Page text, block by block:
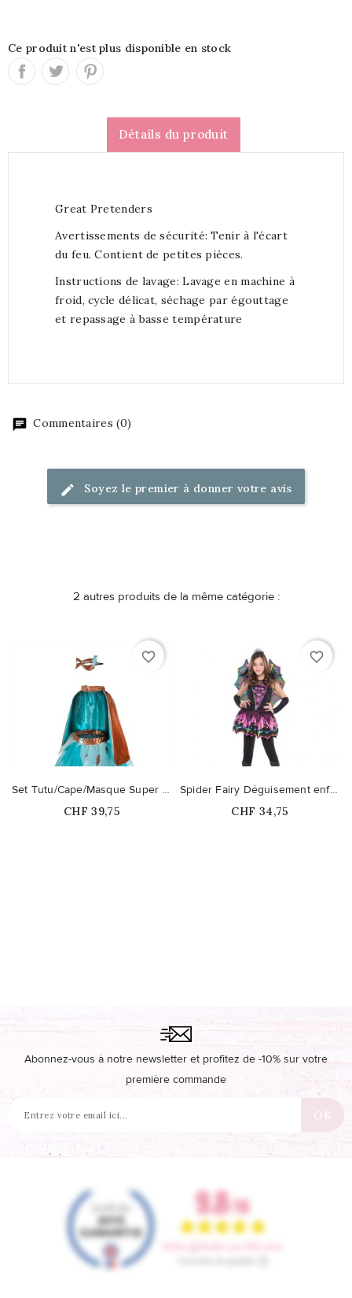
Ce produit n'est plus disponible en stock
Détails du produit
Great Pretenders
Avertissements de sécurité: Tenir à l'écart
du feu. Contient de petites pièces.
Instructions de lavage: Lavage en machine à
froid, cycle délicat, séchage par égouttage
et repassage à basse température
Commentaires (0)
Soyez le premier à donner votre avis
2 autres produits de la même catégorie :
favorite_border
Set Tutu/Cape/Masque Super Héros Sarcelle
Prix
CHF 39,75
favorite_border
Spider Fairy Déguisement enfant
Prix
CHF 34,75
Abonnez-vous à notre newsletter et profitez de -10% sur votre
première commande